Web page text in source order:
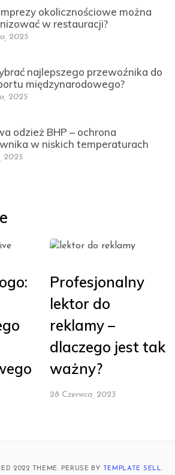
okolicznościowe można
w restauracji?
2025
najlepszego przewoźnika do
międzynarodowego?
2025
odzież BHP – ochrona
w niskich temperaturach
2025
Profesjonalny
lektor do
reklamy –
dlaczego jest tak
ważny?
28 Czerwca, 2023
2022 THEME: PERUSE BY TEMPLATE SELL.